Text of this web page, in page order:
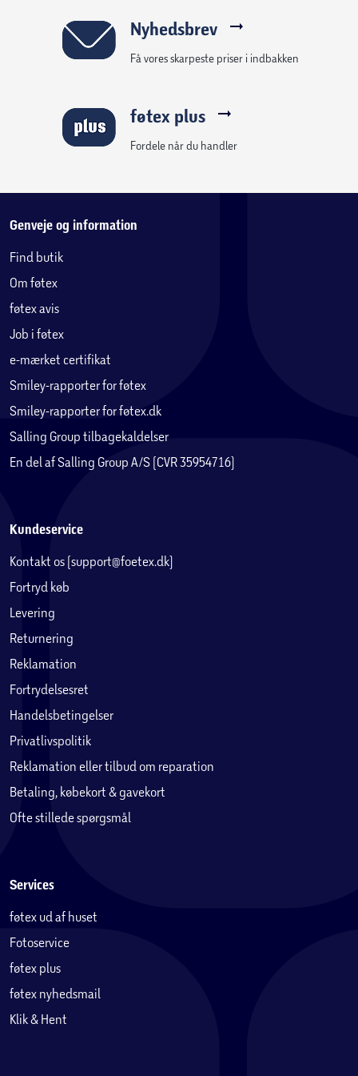
Nyhedsbrev
Få vores skarpeste priser i indbakken
føtex plus
Fordele når du handler
Genveje og information
Find butik
Om føtex
føtex avis
Job i føtex
e-mærket certifikat
Smiley-rapporter for føtex
Smiley-rapporter for føtex.dk
Salling Group tilbagekaldelser
En del af Salling Group A/S (CVR 35954716)
Kundeservice
Kontakt os (support@foetex.dk)
Fortryd køb
Levering
Returnering
Reklamation
Fortrydelsesret
Handelsbetingelser
Privatlivspolitik
Reklamation eller tilbud om reparation
Betaling, købekort & gavekort
Ofte stillede spørgsmål
Services
føtex ud af huset
Fotoservice
føtex plus
føtex nyhedsmail
Klik & Hent